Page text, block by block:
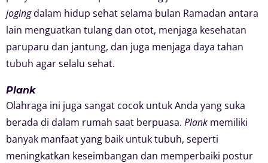
jogingdalam hidup sehat selama bulan Ramadan antara
lain menguatkan tulang dan otot, menjaga kesehatan
paruparu dan jantung, dan juga menjaga daya tahan
tubuh agar selalu sehat.
Plank
Olahraga ini juga sangat cocok untuk Anda yang suka
berada di dalam rumah saat berpuasa. Plank memiliki
banyak manfaat yang baik untuk tubuh, seperti
meningkatkan keseimbangan dan memperbaiki postur